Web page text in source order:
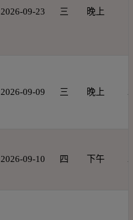
2026-09-23 三 晚上
2026-09-09 三 晚上
2026-09-10 四 下午